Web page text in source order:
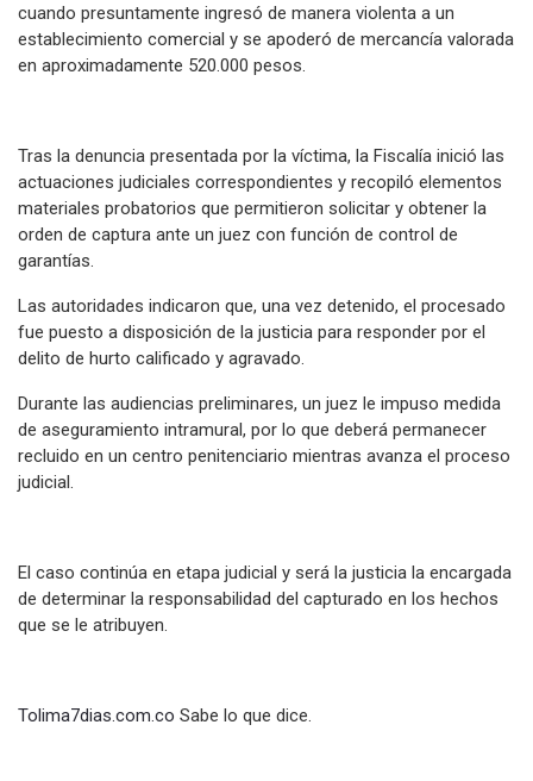
cuando presuntamente ingresó de manera violenta a un
establecimiento comercial y se apoderó de mercancía valorada
en aproximadamente 520.000 pesos.
Tras la denuncia presentada por la víctima, la Fiscalía inició las
actuaciones judiciales correspondientes y recopiló elementos
materiales probatorios que permitieron solicitar y obtener la
orden de captura ante un juez con función de control de
garantías.
Las autoridades indicaron que, una vez detenido, el procesado
fue puesto a disposición de la justicia para responder por el
delito de hurto calificado y agravado.
Durante las audiencias preliminares, un juez le impuso medida
de aseguramiento intramural, por lo que deberá permanecer
recluido en un centro penitenciario mientras avanza el proceso
judicial.
El caso continúa en etapa judicial y será la justicia la encargada
de determinar la responsabilidad del capturado en los hechos
que se le atribuyen.
Tolima7dias.com.co Sabe lo que dice.